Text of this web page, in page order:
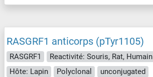
RASGRF1 anticorps (pTyr1105)
RASGRF1 Reactivité: Souris, Rat, Humain
Hôte: Lapin
Polyclonal unconjugated